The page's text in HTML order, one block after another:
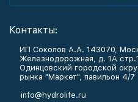
Контакты:
ИП Соколов А.А. 143070,
Железнодорожная, д. 1А
Одинцовский городской
рынка "Маркет", павильон 4/7
info@hydrolife.ru